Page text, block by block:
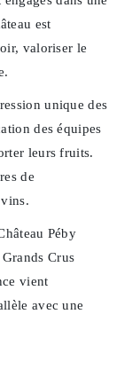
est
valoriser le
unique des
des équipes
leurs fruits.
de
Péby
Crus
vient
avec une